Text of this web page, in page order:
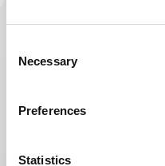
Selection
Necessary
Preferences
Statistics
Wie jedes Jahr ist die
Anlass, um
Lose verkauft und der
diesem Jahr an die
wird.